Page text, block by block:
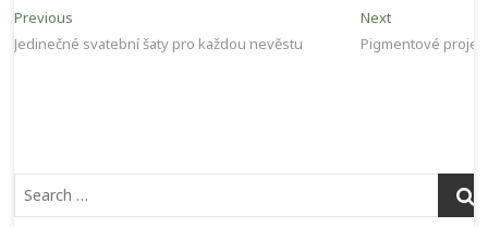
Navigace
pro
Previous
post:
Jedinečné svatební šaty pro každou nevěstu
NextNext
post:
Pigmentové